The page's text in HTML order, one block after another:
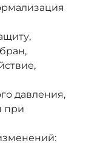
давления,
при